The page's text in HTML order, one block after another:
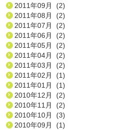
2011年09月 (2)
2011年08月 (2)
2011年07月 (2)
2011年06月 (2)
2011年05月 (2)
2011年04月 (2)
2011年03月 (2)
2011年02月 (1)
2011年01月 (1)
2010年12月 (2)
2010年11月 (2)
2010年10月 (3)
2010年09月 (1)